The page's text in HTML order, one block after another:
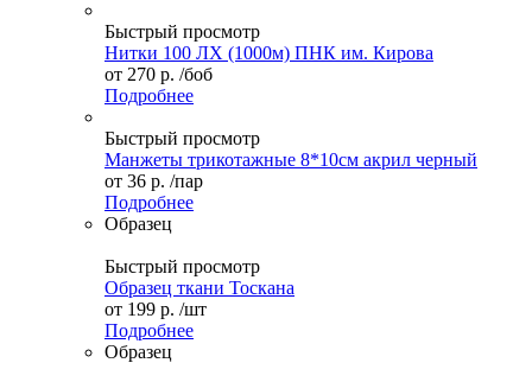
Быстрый просмотр
Нитки 100 ЛХ (1000м) ПНК им. Кирова
от 270 р. /боб
Подробнее
Быстрый просмотр
Манжеты трикотажные 8*10см акрил черный
от 36 р. /пар
Подробнее
Образец
Быстрый просмотр
Образец ткани Тоскана
от 199 р. /шт
Подробнее
Образец